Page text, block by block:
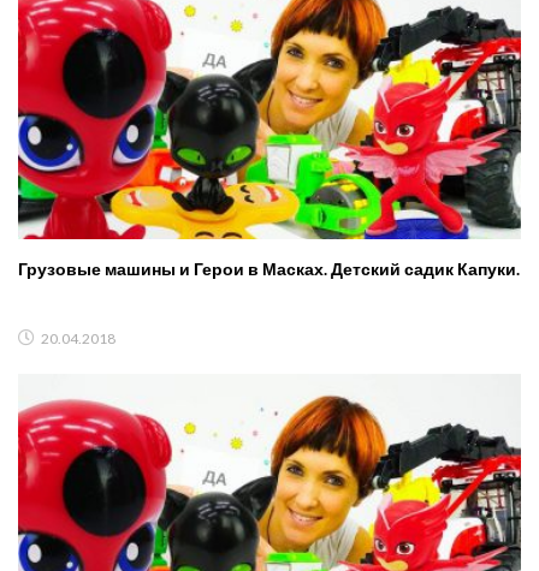
Грузовые машины и Герои в Масках. Детский садик Капуки.
20.04.2018